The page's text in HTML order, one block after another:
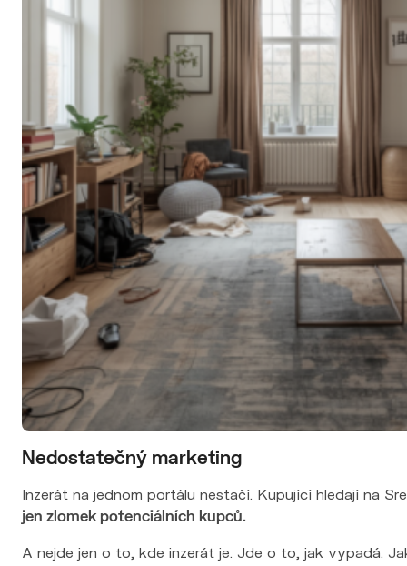
Nedostatečný marketing
Inzerát na jednom portálu nestačí. Kupující hledají na
jen zlomek potenciálních kupců.
pár jiné než senior.Oslovovat všechny znamená